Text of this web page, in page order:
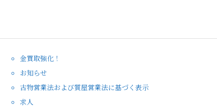
金買取強化！
お知らせ
古物営業法および質屋営業法に基づく表示
求人